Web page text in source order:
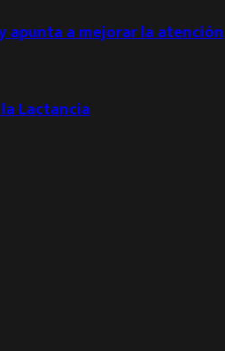
apunta a mejorar la atención
Lactancia